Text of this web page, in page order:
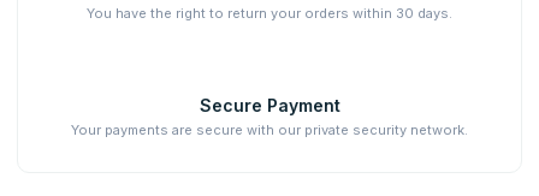
You have the right to return your orders within 30 days.
Secure Payment
Your payments are secure with our private security network.